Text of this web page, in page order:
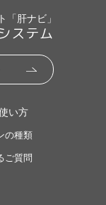
「肝ナビ」
ステム
い方
の種類
ご質問